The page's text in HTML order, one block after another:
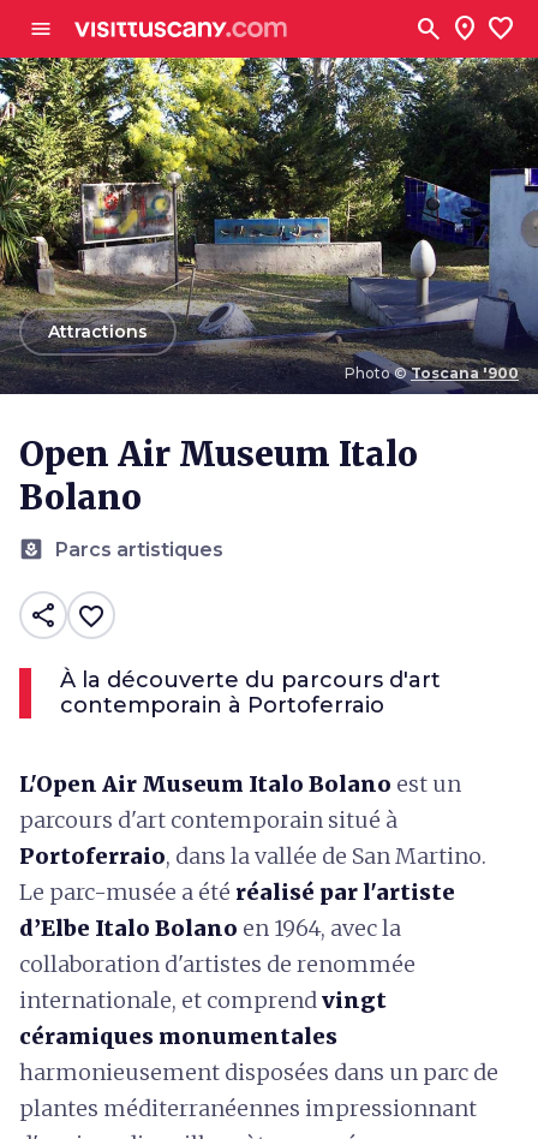
menu search location_on favorite
Photo © Toscana '900
arrow_backAttractions
Open Air Museum Italo
Bolano
yard Parcs artistiques
share favorite_border
À la découverte du parcours d'art
contemporain à Portoferraio
L'Open Air Museum Italo Bolano est un
parcours d'art contemporain situé à
Portoferraio, dans la vallée de San Martino.
Le parc-musée a été réalisé par l'artiste
d’Elbe Italo Bolano en 1964, avec la
collaboration d'artistes de renommée
internationale, et comprendvingt
céramiques monumentales
harmonieusement disposées dans un parc de
plantes méditerranéennes impressionnant